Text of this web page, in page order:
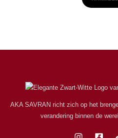
AKA SAVRAN richt zich op het
verandering binnen de